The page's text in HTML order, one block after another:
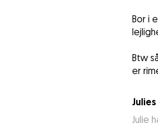
Bor i
Btw
er
Julie